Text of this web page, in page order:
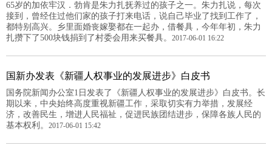
65岁的加依牢汉．勃肯是朱力扎抚养过的孩子之一。朱力扎说，每次
接到，曾经住过他们家的孩子打来电话，说自己毕业了找到工作了，
都特别高兴。乡里面婚丧嫁娶都在一起办，借餐具，今年年初，朱力
扎攒下了500块钱捐到了村委会用来买餐具。 2017-06-01 16:22
国新办发表《新疆人权事业的发展进步》白皮书
国务院新闻办公室1日发表了《新疆人权事业的发展进步》白皮书。长
期以来，中央始终高度重视新疆工作，采取切实有力举措，发展经
济，改善民生，增进人民福祉，促进民族团结进步，保障各族人民的
基本权利。 2017-06-01 15:42